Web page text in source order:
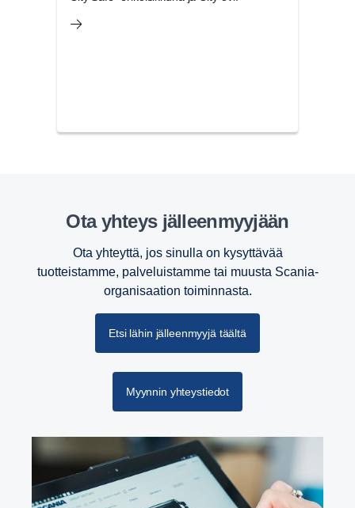
Ota yhteys jälleen­myy­jään
Ota yhteyttä, jos sinulla on kysyttävää
tuotteistamme, palveluistamme tai muusta Scania-
organisaation toiminnasta.
Etsi lähin jälleenmyyjä täältä
Myynnin yhteystiedot